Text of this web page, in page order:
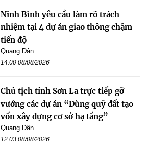
Ninh Bình yêu cầu làm rõ trách
nhiệm tại 4 dự án giao thông chậm
tiến độ
Quang Dân
14:00 08/08/2026
Chủ tịch tỉnh Sơn La trực tiếp gỡ
vướng các dự án “Dùng quỹ đất tạo
vốn xây dựng cơ sở hạ tầng”
Quang Dân
12:03 08/08/2026